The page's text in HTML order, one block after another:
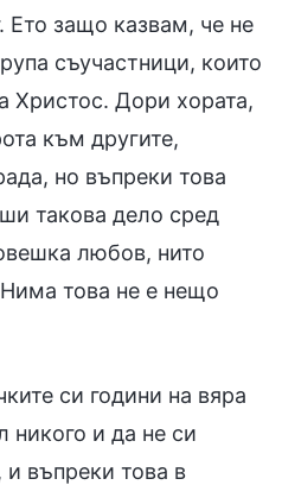
Ето защо казвам, че не
съучастници, които
Христос. Дори хората,
към другите,
но въпреки това
такова дело сред
любов, нито
това не е нещо
си години на вяра
никого и да не си
въпреки това в